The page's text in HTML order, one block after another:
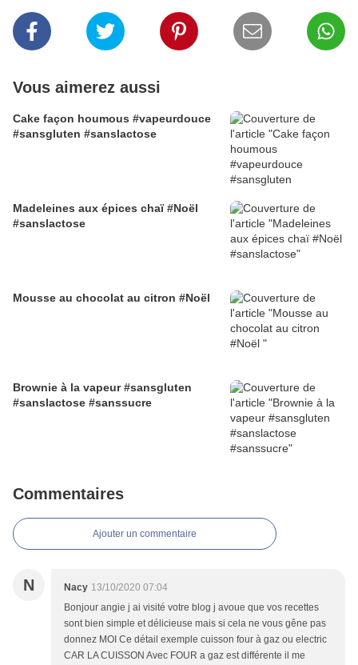
Vous aimerez aussi
Cake façon houmous #vapeurdouce
#sansgluten #sanslactose
Madeleines aux épices chaï #Noël
#sanslactose
Mousse au chocolat au citron #Noël
Brownie à la vapeur #sansgluten
#sanslactose #sanssucre
Commentaires
Ajouter un commentaire
N Nacy 13/10/2020 07:04
Bonjour angie j ai visité votre blog j avoue que vos recettes
sont bien simple et délicieuse mais si cela ne vous gêne pas
donnez MOI Ce détail exemple cuisson four à gaz ou electric
CAR LA CUISSON Avec FOUR a gaz est différente il me